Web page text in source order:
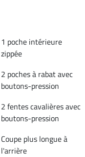
1 poche intérieure
zippée
2 poches à rabat avec
boutons-pression
2 fentes cavalières avec
boutons-pression
Coupe plus longue à
l'arrière